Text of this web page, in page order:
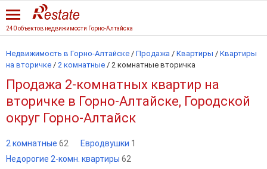
240 объектов недвижимости Горно-Алтайска
Недвижимость в Горно-Алтайске / Продажа / Квартиры / Квартиры
на вторичке / 2 комнатные / 2 комнатные вторичка
Продажа 2-комнатных квартир на
вторичке в Горно-Алтайске, Городской
округ Горно-Алтайск
2 комнатные 62 Евродвушки 1
Недорогие 2-комн. квартиры 62